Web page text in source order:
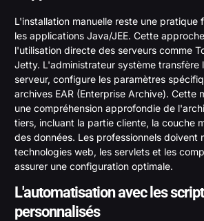
L'installation manuelle reste une pratique
les applications Java/JEE. Cette
l'utilisation directe des serveurs comme
Jetty. L'administrateur système transfère
serveur, configure les paramètres
archives EAR (Enterprise Archive). Cette
une compréhension approfondie de
tiers, incluant la partie cliente, la couche
des données. Les professionnels doivent
technologies web, les servlets et les
assurer une configuration optimale.
L'automatisation avec les
personnalisés